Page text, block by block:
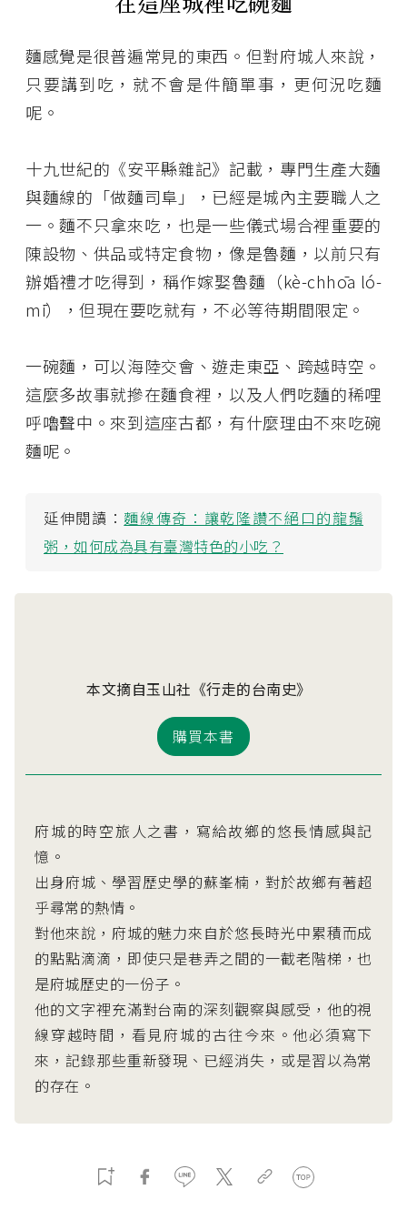
麵感覺是很普遍常見的東西。但對府城人來說，
只要講到吃，就不會是件簡單事，更何況吃麵
呢。
十九世紀的《安平縣雜記》記載，專門生產大麵
與麵線的「做麵司阜」，已經是城內主要職人之
一。麵不只拿來吃，也是一些儀式場合裡重要的
陳設物、供品或特定食物，像是魯麵，以前只有
辦婚禮才吃得到，稱作嫁娶魯麵（kè-chhōa ló-
mī），但現在要吃就有，不必等待期間限定。
一碗麵，可以海陸交會、遊走東亞、跨越時空。
這麼多故事就摻在麵食裡，以及人們吃麵的稀哩
呼嚕聲中。來到這座古都，有什麼理由不來吃碗
麵呢。
延伸閱讀： 麵線傳奇：讓乾隆讚不絕口的龍鬚
粥，如何成為具有臺灣特色的小吃？
本文摘自玉山社《行走的台南史》
購買本書
府城的時空旅人之書，寫給故鄉的悠長情感與記
憶。
出身府城、學習歷史學的蘇峯楠，對於故鄉有著超
乎尋常的熱情。
對他來說，府城的魅力來自於悠長時光中累積而成
的點點滴滴，即使只是巷弄之間的一截老階梯，也
是府城歷史的一份子。
他的文字裡充滿對台南的深刻觀察與感受，他的視
線穿越時間，看見府城的古往今來。他必須寫下
來，記錄那些重新發現、已經消失，或是習以為常
的存在。